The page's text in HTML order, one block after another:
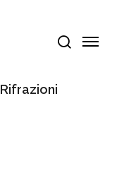
cerca
Menu
Rifrazioni